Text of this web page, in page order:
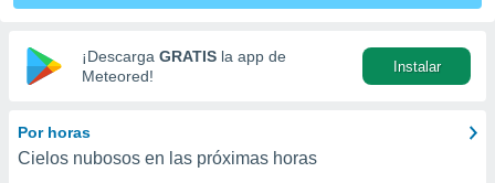
las
y
digital
basada
¡Descarga GRATIS la app de
Meteored!
Instalar
Por horas
Cielos nubosos en las próximas horas